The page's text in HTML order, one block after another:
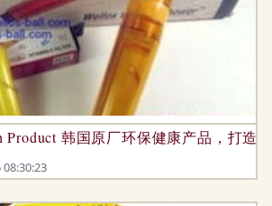
Product 韩国原厂环保健康产品，打造